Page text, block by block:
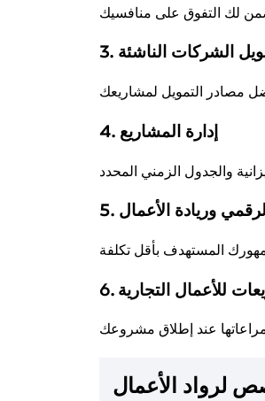
الشركات الناشئة
4. إدارة المشاريع
وريادة الأعمال
للأعمال التجارية
لرواد الأعمال